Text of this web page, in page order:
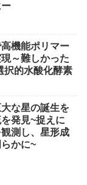
機能ポリマー
～難しかった
択的水酸化酵素
な星の誕生を
発見~捉えに
測し、星形成
かに~